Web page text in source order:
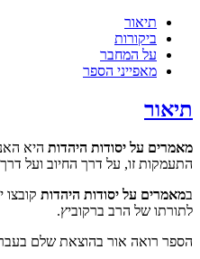
תיאור
ביקורות
על המחבר
מאפייני הספר
תיאור
מאמרים על יסודות היהדות היא
התעמקות זו, על דרך החיוב ועל
במאמרים על יסודות היהדות קובצו
לתורתו של הרב ברקוביץ.
הספר רואה אור בהוצאת שלם